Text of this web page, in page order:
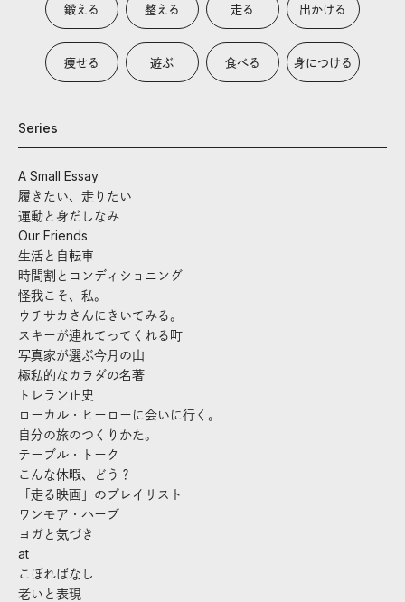
鍛える 整える 走る 出かける
痩せる 遊ぶ 食べる 身につける
Series
A Small Essay
履きたい、走りたい
運動と身だしなみ
Our Friends
生活と自転車
時間割とコンディショニング
怪我こそ、私。
ウチサカさんにきいてみる。
スキーが連れてってくれる町
写真家が選ぶ今月の山
極私的なカラダの名著
トレラン正史
ローカル・ヒーローに会いに行く。
自分の旅のつくりかた。
テーブル・トーク
こんな休暇、どう？
「走る映画」のプレイリスト
ワンモア・ハーブ
ヨガと気づき
at
こぼればなし
老いと表現